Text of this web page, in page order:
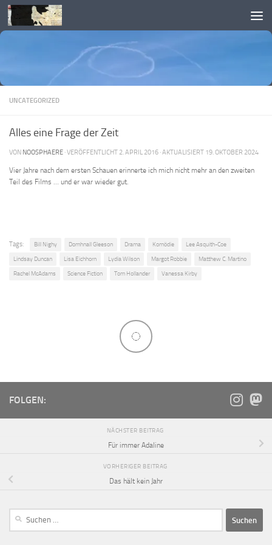
Skip to content
UNCATEGORIZED
Alles eine Frage der Zeit
VON NOOSPHAERE · VERÖFFENTLICHT 2. APRIL 2016 · AKTUALISIERT 19. OKTOBER 2024
Vier Jahre nach dem ersten Schauen erinnerte ich mich nicht mehr an den zweiten
Teil des Films … und er war wieder gut.
Tags: Bill Nighy Domhnall Gleeson Drama Komödie Lee Asquith-Coe
Lindsay Duncan Lisa Eichhorn Lydia Wilson Margot Robbie Matthew C. Martino
Rachel McAdams Science Fiction Tom Hollander Vanessa Kirby
FOLGEN:
NÄCHSTER BEITRAG
Für immer Adaline
VORHERIGER BEITRAG
Das hält kein Jahr